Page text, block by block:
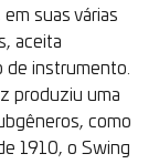
suas várias
aceita
de instrumento.
produziu uma
como
1910, o Swing